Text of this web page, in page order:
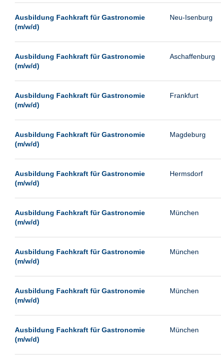
Leipzig
Magdeburg
Mannheim
Neubrandenburg
Neumünster
Passau
Pforzheim
Siegen
Ulm
Ausbildung Fachkraft für Gastronomie
(m/w/d)
Neu-Isenburg
Ausbildung Fachkraft für Gastronomie
(m/w/d)
Aschaffenburg
Ausbildung Fachkraft für Gastronomie
(m/w/d)
Frankfurt
Ausbildung Fachkraft für Gastronomie
(m/w/d)
Magdeburg
Ausbildung Fachkraft für Gastronomie
(m/w/d)
Hermsdorf
Ausbildung Fachkraft für Gastronomie
(m/w/d)
München
Ausbildung Fachkraft für Gastronomie
(m/w/d)
München
Ausbildung Fachkraft für Gastronomie
(m/w/d)
München
Ausbildung Fachkraft für Gastronomie
(m/w/d)
München